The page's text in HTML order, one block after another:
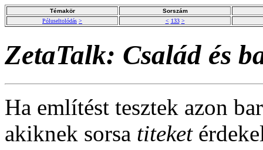
Témakör
Sorszám
Póluseltolódás > < 133 >
ZetaTalk: Család és
Ha említést tesztek azon
akiknek sorsa titeket